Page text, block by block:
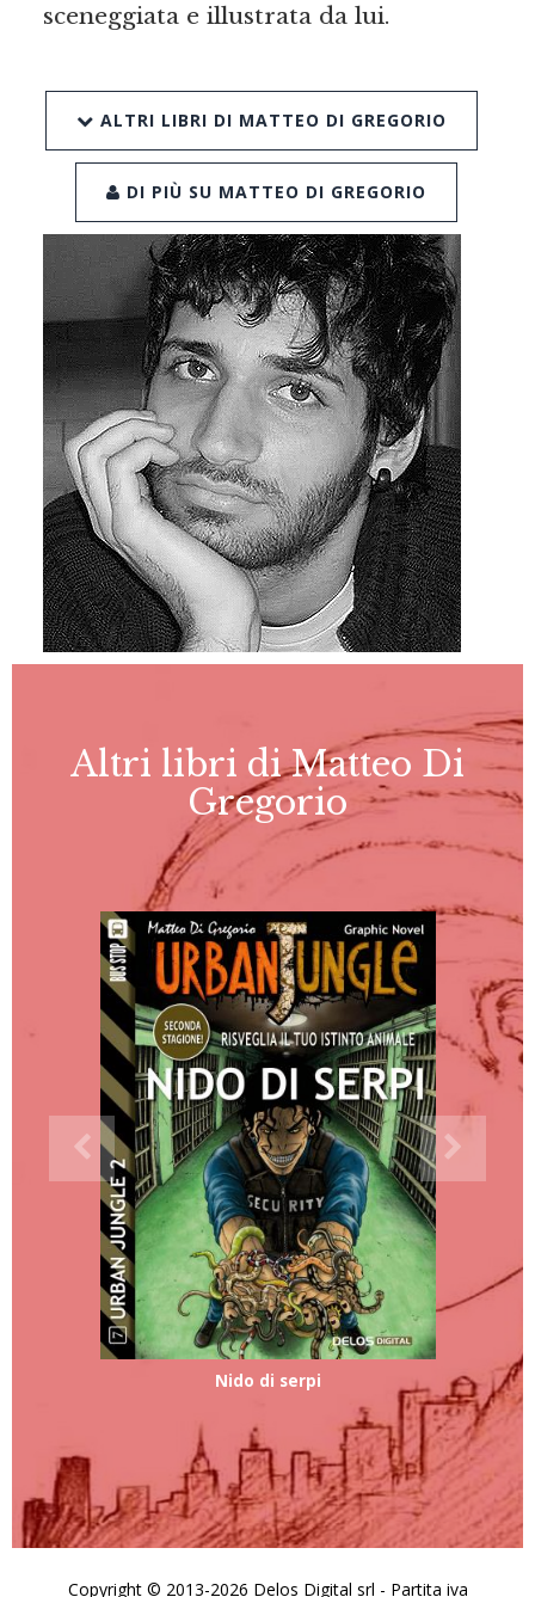
sceneggiata e illustrata da lui.
ALTRI LIBRI DI MATTEO DI GREGORIO
DI PIÙ SU MATTEO DI GREGORIO
Altri libri di Matteo Di
Gregorio
Nido di serpi
Copyright © 2013-2026 Delos Digital srl - Partita iva